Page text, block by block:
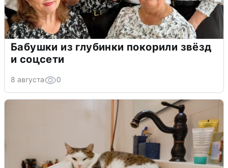
Бабушки из глубинки покорили звёзд
и соцсети
8 августа 0